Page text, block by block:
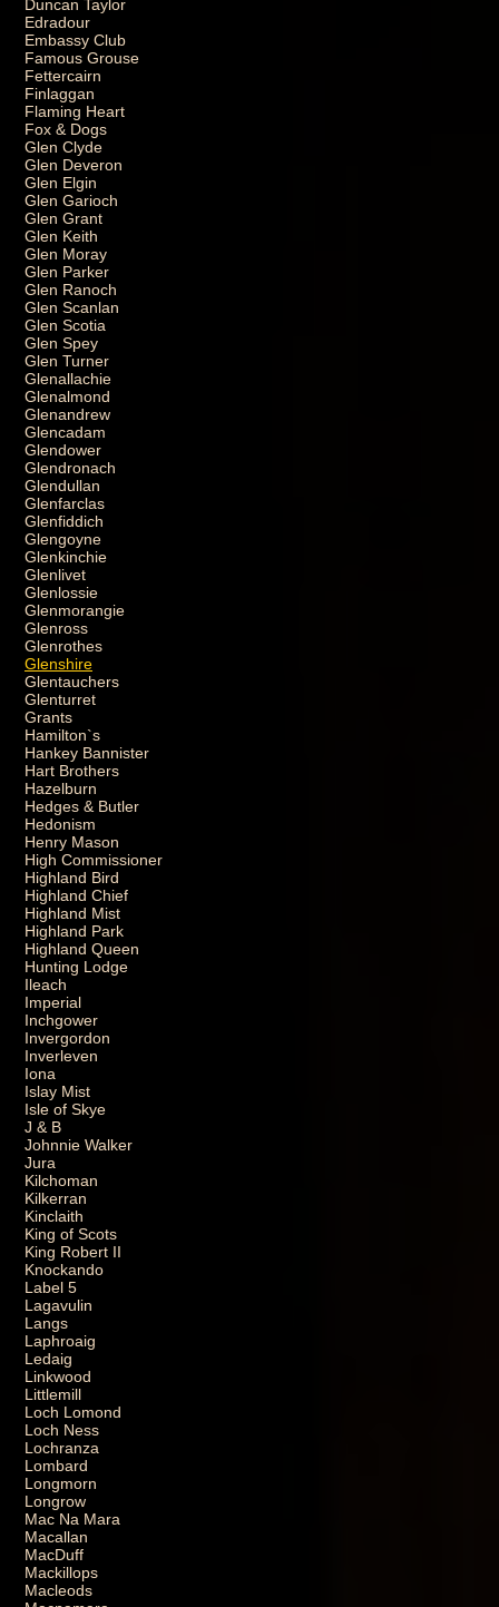
Duncan Taylor
Edradour
Embassy Club
Famous Grouse
Fettercairn
Finlaggan
Flaming Heart
Fox & Dogs
Glen Clyde
Glen Deveron
Glen Elgin
Glen Garioch
Glen Grant
Glen Keith
Glen Moray
Glen Parker
Glen Ranoch
Glen Scanlan
Glen Scotia
Glen Spey
Glen Turner
Glenallachie
Glenalmond
Glenandrew
Glencadam
Glendower
Glendronach
Glendullan
Glenfarclas
Glenfiddich
Glengoyne
Glenkinchie
Glenlivet
Glenlossie
Glenmorangie
Glenross
Glenrothes
Glenshire
Glentauchers
Glenturret
Grants
Hamilton`s
Hankey Bannister
Hart Brothers
Hazelburn
Hedges & Butler
Hedonism
Henry Mason
High Commissioner
Highland Bird
Highland Chief
Highland Mist
Highland Park
Highland Queen
Hunting Lodge
Ileach
Imperial
Inchgower
Invergordon
Inverleven
Iona
Islay Mist
Isle of Skye
J & B
Johnnie Walker
Jura
Kilchoman
Kilkerran
Kinclaith
King of Scots
King Robert II
Knockando
Label 5
Lagavulin
Langs
Laphroaig
Ledaig
Linkwood
Littlemill
Loch Lomond
Loch Ness
Lochranza
Lombard
Longmorn
Longrow
Mac Na Mara
Macallan
MacDuff
Mackillops
Macleods